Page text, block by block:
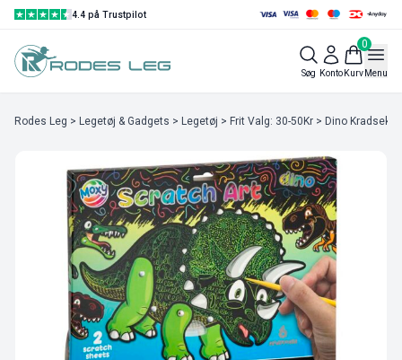
4.4 på Trustpilot
Søg Konto
0
KurvMenu
Rodes Leg > Legetøj & Gadgets > Legetøj > Frit Valg: 30-50Kr > Dino